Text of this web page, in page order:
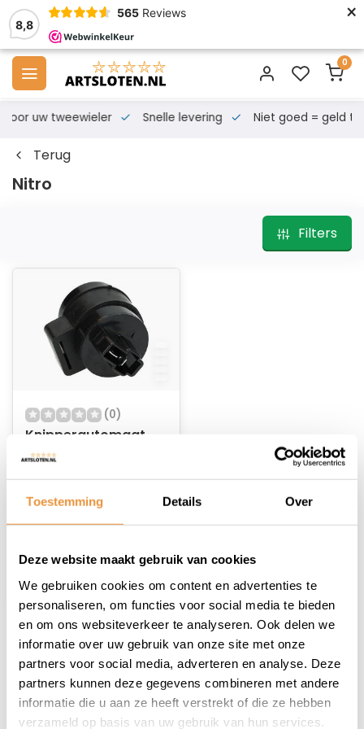
Toestemming Details Over
Deze website maakt gebruik van cookies
We gebruiken cookies om content en advertenties te
personaliseren, om functies voor social media te bieden
en om ons websiteverkeer te analyseren. Ook delen we
informatie over uw gebruik van onze site met onze
partners voor social media, adverteren en analyse. Deze
partners kunnen deze gegevens combineren met andere
informatie die u aan ze heeft verstrekt of die ze hebben
verzameld op basis van uw gebruik van hun services.
8,8
565 Reviews ×
0
voor uw tweewieler Snelle levering Niet goed = geld
Terug
Nitro
Filters
(0)
Knipperautomaat
Op voorraad
12,95
1